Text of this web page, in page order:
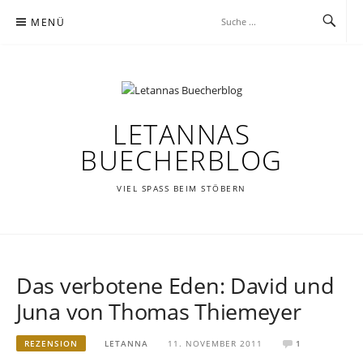
Inhalt MENÜ
LETANNAS
BUECHERBLOG
VIEL SPASS BEIM STÖBERN
Das verbotene Eden: David und
Juna von Thomas Thiemeyer
REZENSION LETANNA 11. NOVEMBER 2011 1